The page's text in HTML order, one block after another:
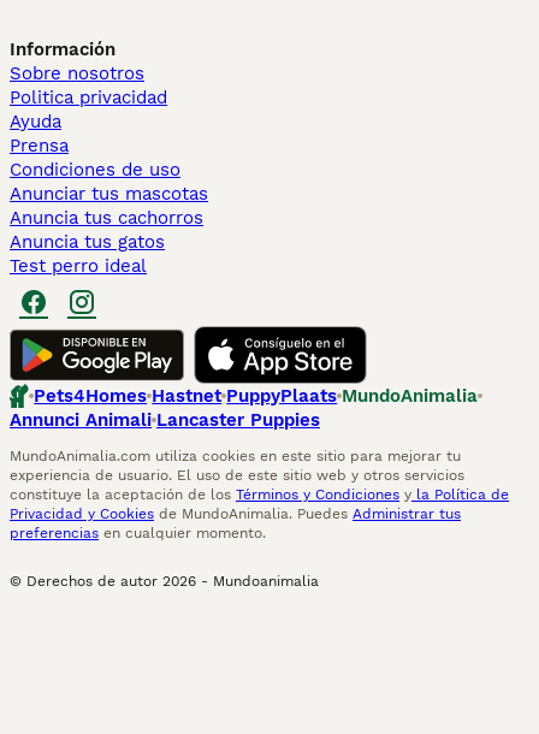
Información
Sobre nosotros
Politica privacidad
Ayuda
Prensa
Condiciones de uso
Anunciar tus mascotas
Anuncia tus cachorros
Anuncia tus gatos
Test perro ideal
Pets4Homes Hastnet PuppyPlaats MundoAnimalia
Annunci Animali Lancaster Puppies
MundoAnimalia.com utiliza cookies en este sitio para mejorar tu
experiencia de usuario. El uso de este sitio web y otros servicios
constituye la aceptación de los Términos y Condiciones y la Política de
Privacidad y Cookies de MundoAnimalia. Puedes Administrar tus
preferencias en cualquier momento.
© Derechos de autor 2026 - Mundoanimalia